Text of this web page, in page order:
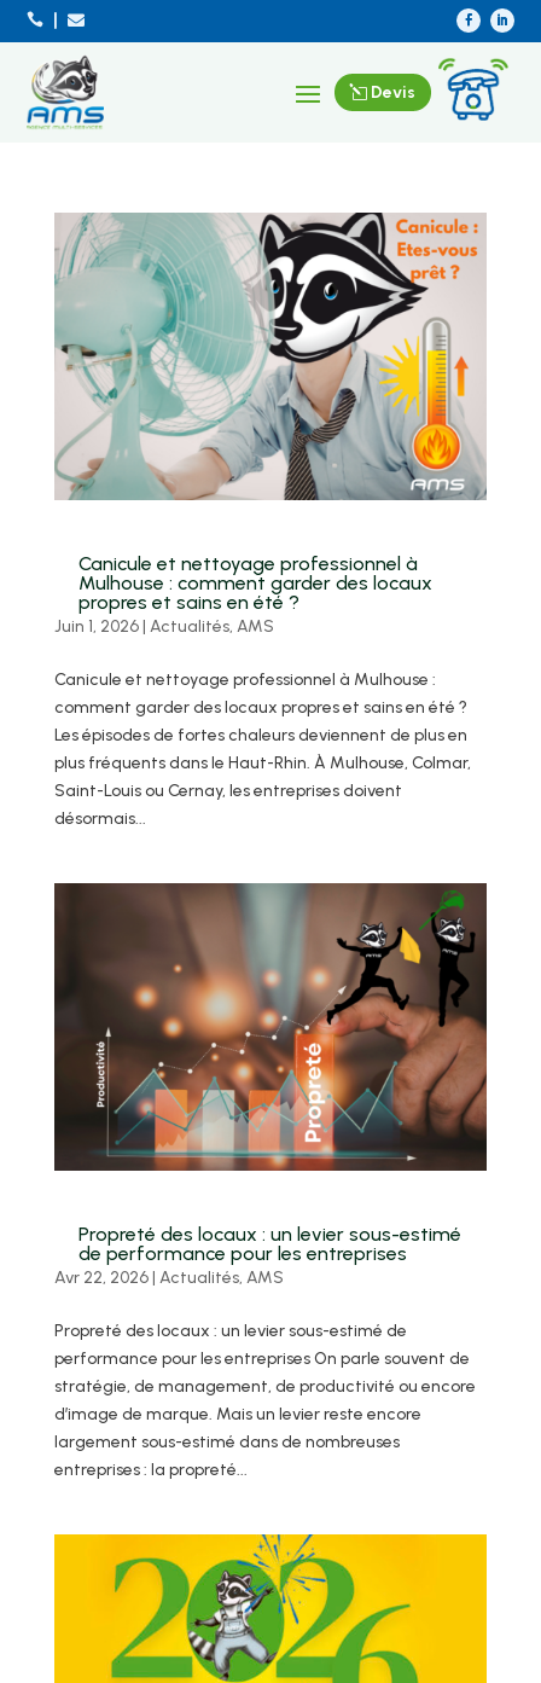
 
Devis
Canicule et nettoyage professionnel à
Mulhouse : comment garder des locaux
propres et sains en été ?
Juin 1, 2026| Actualités, AMS
Canicule et nettoyage professionnel à Mulhouse :
comment garder des locaux propres et sains en été ?
Les épisodes de fortes chaleurs deviennent de plus en
plus fréquents dans le Haut-Rhin. À Mulhouse, Colmar,
Saint-Louis ou Cernay, les entreprises doivent
désormais...
Propreté des locaux : un levier sous-estimé
de performance pour les entreprises
Avr 22, 2026| Actualités, AMS
Propreté des locaux : un levier sous-estimé de
performance pour les entreprises On parle souvent de
stratégie, de management, de productivité ou encore
d’image de marque. Mais un levier reste encore
largement sous-estimé dans de nombreuses
entreprises : la propreté...